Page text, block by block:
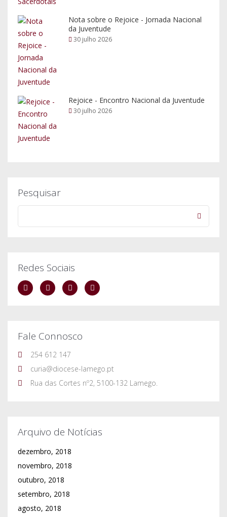
Nota sobre o Rejoice - Jornada Nacional
da Juventude
30 julho 2026
Rejoice - Encontro Nacional da Juventude
30 julho 2026
Pesquisar
Redes Sociais
Fale Connosco
254 612 147
curia@diocese-lamego.pt
Rua das Cortes nº2, 5100-132 Lamego.
Arquivo de Notícias
dezembro, 2018
novembro, 2018
outubro, 2018
setembro, 2018
agosto, 2018